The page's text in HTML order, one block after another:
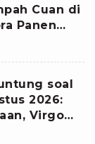
Cuan di
Panen
soal
2026:
Virgo